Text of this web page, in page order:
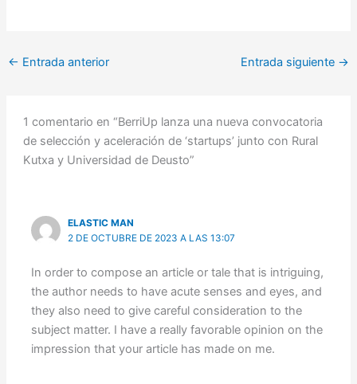
← Entrada anterior Entrada siguiente →
1 comentario en “BerriUp lanza una nueva convocatoria
de selección y aceleración de ‘startups’ junto con Rural
Kutxa y Universidad de Deusto”
ELASTIC MAN
2 DE OCTUBRE DE 2023 A LAS 13:07
In order to compose an article or tale that is intriguing,
the author needs to have acute senses and eyes, and
they also need to give careful consideration to the
subject matter. I have a really favorable opinion on the
impression that your article has made on me.